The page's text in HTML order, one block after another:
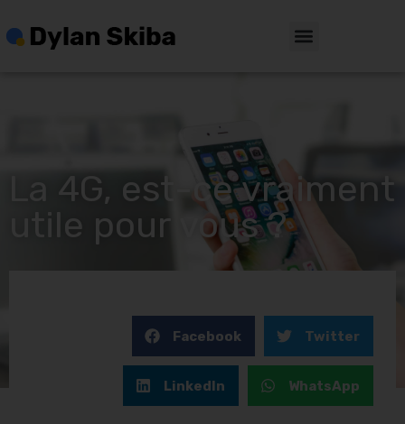
La 4G, est-ce vraiment
utile pour vous ?
Facebook Twitter
LinkedIn WhatsApp